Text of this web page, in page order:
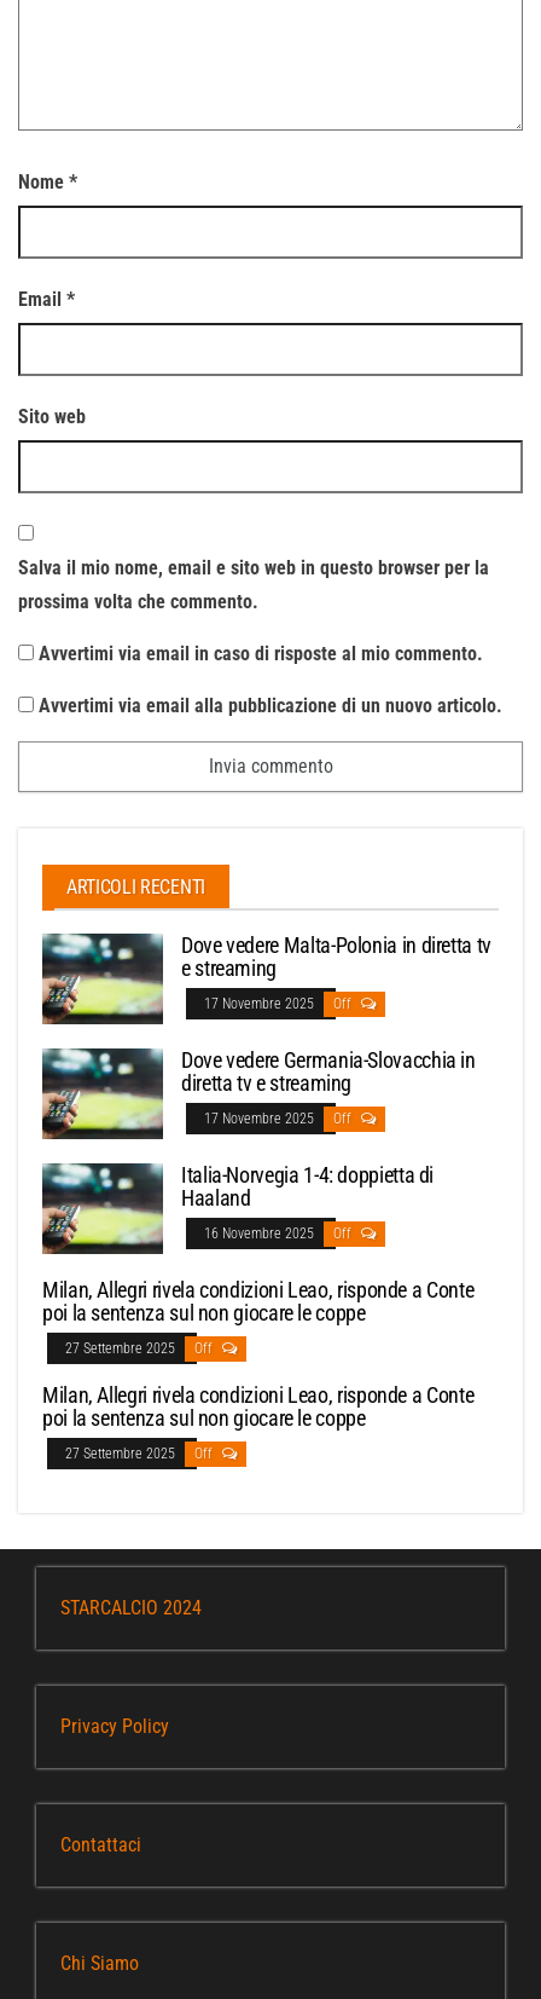
Nome *
Email *
Sito web
Salva il mio nome, email e sito web in questo browser per la
prossima volta che commento.
Avvertimi via email in caso di risposte al mio commento.
Avvertimi via email alla pubblicazione di un nuovo articolo.
ARTICOLI RECENTI
Dove vedere Malta-Polonia in diretta tv
e streaming
17 Novembre 2025 Off
Dove vedere Germania-Slovacchia in
diretta tv e streaming
17 Novembre 2025 Off
Italia-Norvegia 1-4: doppietta di
Haaland
16 Novembre 2025 Off
Milan, Allegri rivela condizioni Leao, risponde a Conte
poi la sentenza sul non giocare le coppe
27 Settembre 2025 Off
Milan, Allegri rivela condizioni Leao, risponde a Conte
poi la sentenza sul non giocare le coppe
27 Settembre 2025 Off
STARCALCIO 2024
Privacy Policy
Contattaci
Chi Siamo